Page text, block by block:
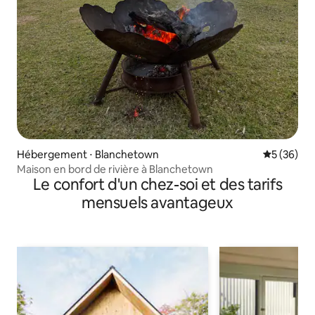
Hébergement ⋅ Blanchetown
5 (36)
Maison en bord de rivière à Blanchetown
Le confort d'un chez-soi et des tarifs
mensuels avantageux